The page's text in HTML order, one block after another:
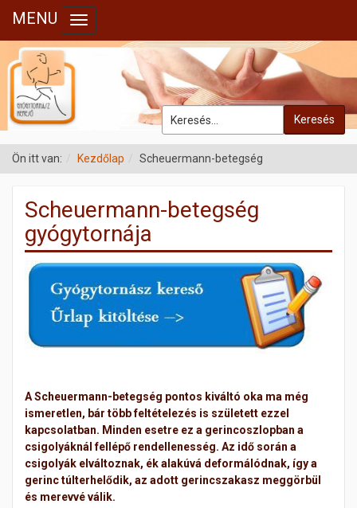
Keresés
MENU Toggle navigation
Ön itt van: Kezdőlap Scheuermann-betegség
Scheuermann-betegség
gyógytornája
A Scheuermann-betegség pontos kiváltó oka ma még
ismeretlen, bár több feltételezés is született ezzel
kapcsolatban. Minden esetre ez a gerincoszlopban a
csigolyáknál fellépő rendellenesség. Az idő során a
csigolyák elváltoznak, ék alakúvá deformálódnak, így a
gerinc túlterhelődik, az adott gerincszakasz meggörbül
és merevvé válik.